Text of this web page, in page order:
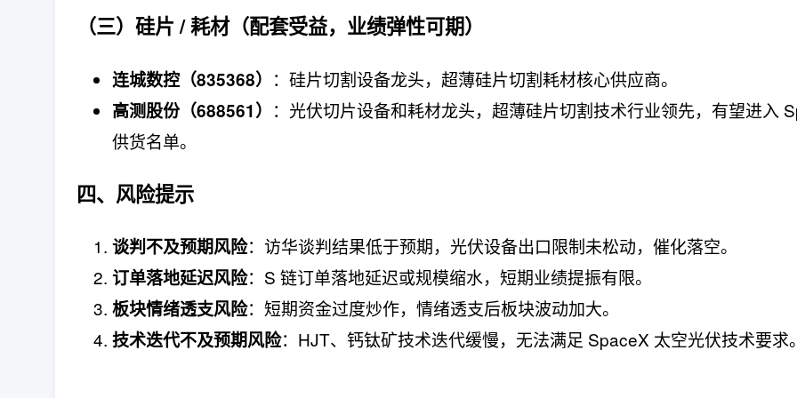
（三）硅片 / 耗材（配套受益，业绩弹性可期）
连城数控（835368） ：硅片切割设备龙头，超薄硅片切割耗材核心供应商。
高测股份（688561） ：光伏切片设备和耗材龙头，超薄硅片切割技术行业领先，有望进入
供货名单。
四、风险提示
谈判不及预期风险：访华谈判结果低于预期，光伏设备出口限制未松动，催化落空。
订单落地延迟风险：S 链订单落地延迟或规模缩水，短期业绩提振有限。
板块情绪透支风险：短期资金过度炒作，情绪透支后板块波动加大。
技术迭代不及预期风险：HJT、钙钛矿技术迭代缓慢，无法满足 SpaceX 太空光伏技术要求。